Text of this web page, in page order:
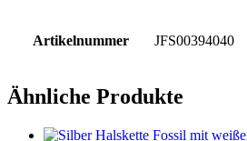
Artikelnummer JFS00394040
Ähnliche Produkte